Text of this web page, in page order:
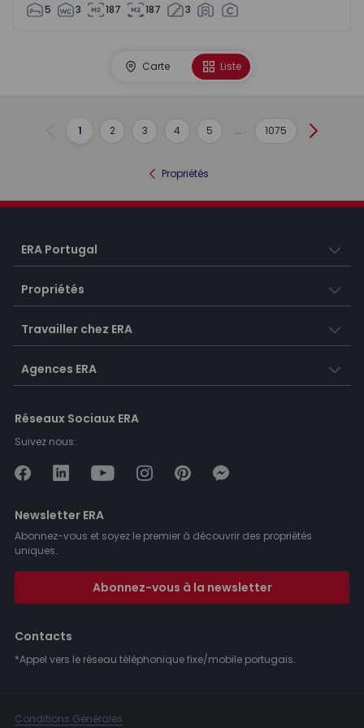
5 3 187 187 3
Carte Liste
Précédent
1 2 3 4 5 ... 1075 Suivant
Propriétés
ERA Portugal
Propriétés
Travailler chez ERA
Agences ERA
Réseaux Sociaux ERA
Suivez nous:
Newsletter ERA
Abonnez-vous et soyez le premier à découvrir des propriétés
uniques.
Abonnez-vous à la newsletter
Contacts
*Appel vers le réseau téléphonique fixe/mobile portugais.
Conditions Générales